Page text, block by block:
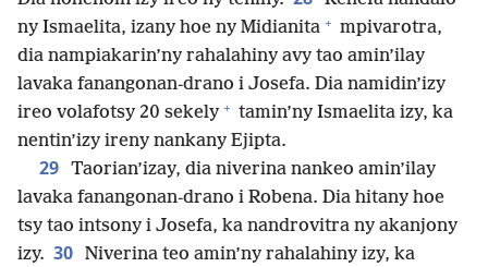
ny Ismaelita, izany hoe ny Midianita + mpivarotra,
dia nampiakarin’ny rahalahiny avy tao amin’ilay
lavaka fanangonan-drano i Josefa. Dia namidin’izy
ireo volafotsy 20 sekely + tamin’ny Ismaelita izy, ka
nentin’izy ireny nankany Ejipta.
29 Taorian’izay, dia niverina nankeo amin’ilay
lavaka fanangonan-drano i Robena. Dia hitany hoe
tsy tao intsony i Josefa, ka nandrovitra ny akanjony
izy. 30 Niverina teo amin’ny rahalahiny izy, ka